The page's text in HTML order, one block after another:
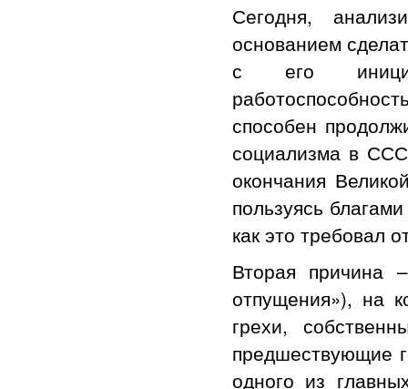
Сегодня,
основанием
с его
способен
социализма в
окончания
пользуясь
как это требовал
Вторая причина
отпущения»), на
грехи,
предшествующие
одного из